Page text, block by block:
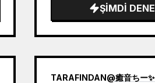
son derece gerçekçi
infografiğe
ŞIMDI DENE
TARAFINDAN@癒音ちー✨ゆおんちー✨癒や